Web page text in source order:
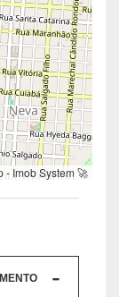
Imob System 🚀